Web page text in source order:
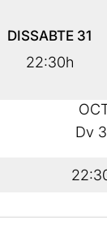
DISSABTE 31
22:30h
Dv